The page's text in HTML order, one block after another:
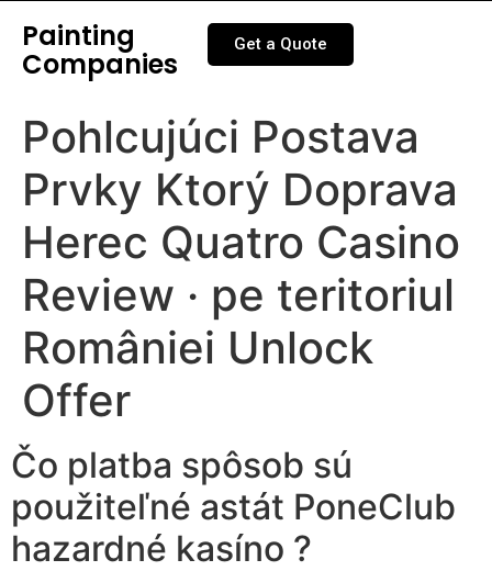
Painting
Companies
Get a Quote
Pohlcujúci Postava
Prvky Ktorý Doprava
Herec Quatro Casino
Review · pe teritoriul
României Unlock
Offer
Čo platba spôsob sú
použiteľné astát PoneClub
hazardné kasíno ?